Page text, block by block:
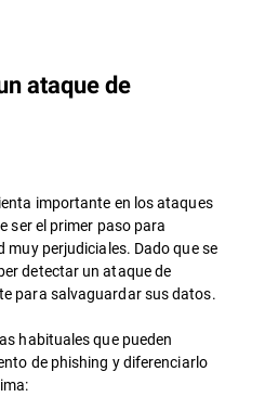
ataque de
importante en los ataques
ser el primer paso para
muy perjudiciales. Dado que se
detectar un ataque de
para salvaguardar sus datos.
habituales que pueden
de phishing y diferenciarlo